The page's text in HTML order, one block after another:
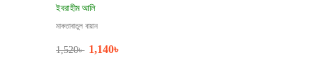
ইবরাহীম আলি
মাকতাবাতুল বায়ান
1,520৳ 1,140৳